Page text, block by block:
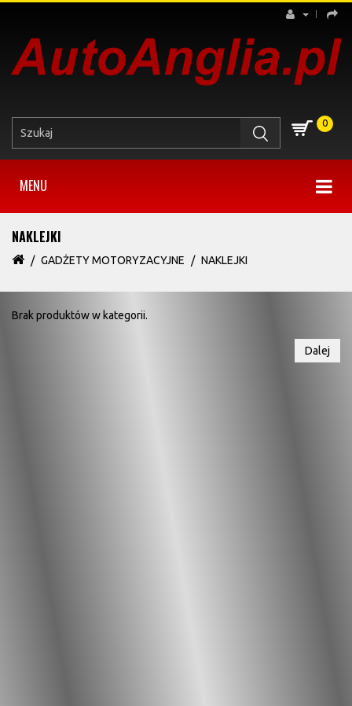
0
MENU
NAKLEJKI
GADŻETY MOTORYZACYJNE NAKLEJKI
Brak produktów w kategorii.
Dalej